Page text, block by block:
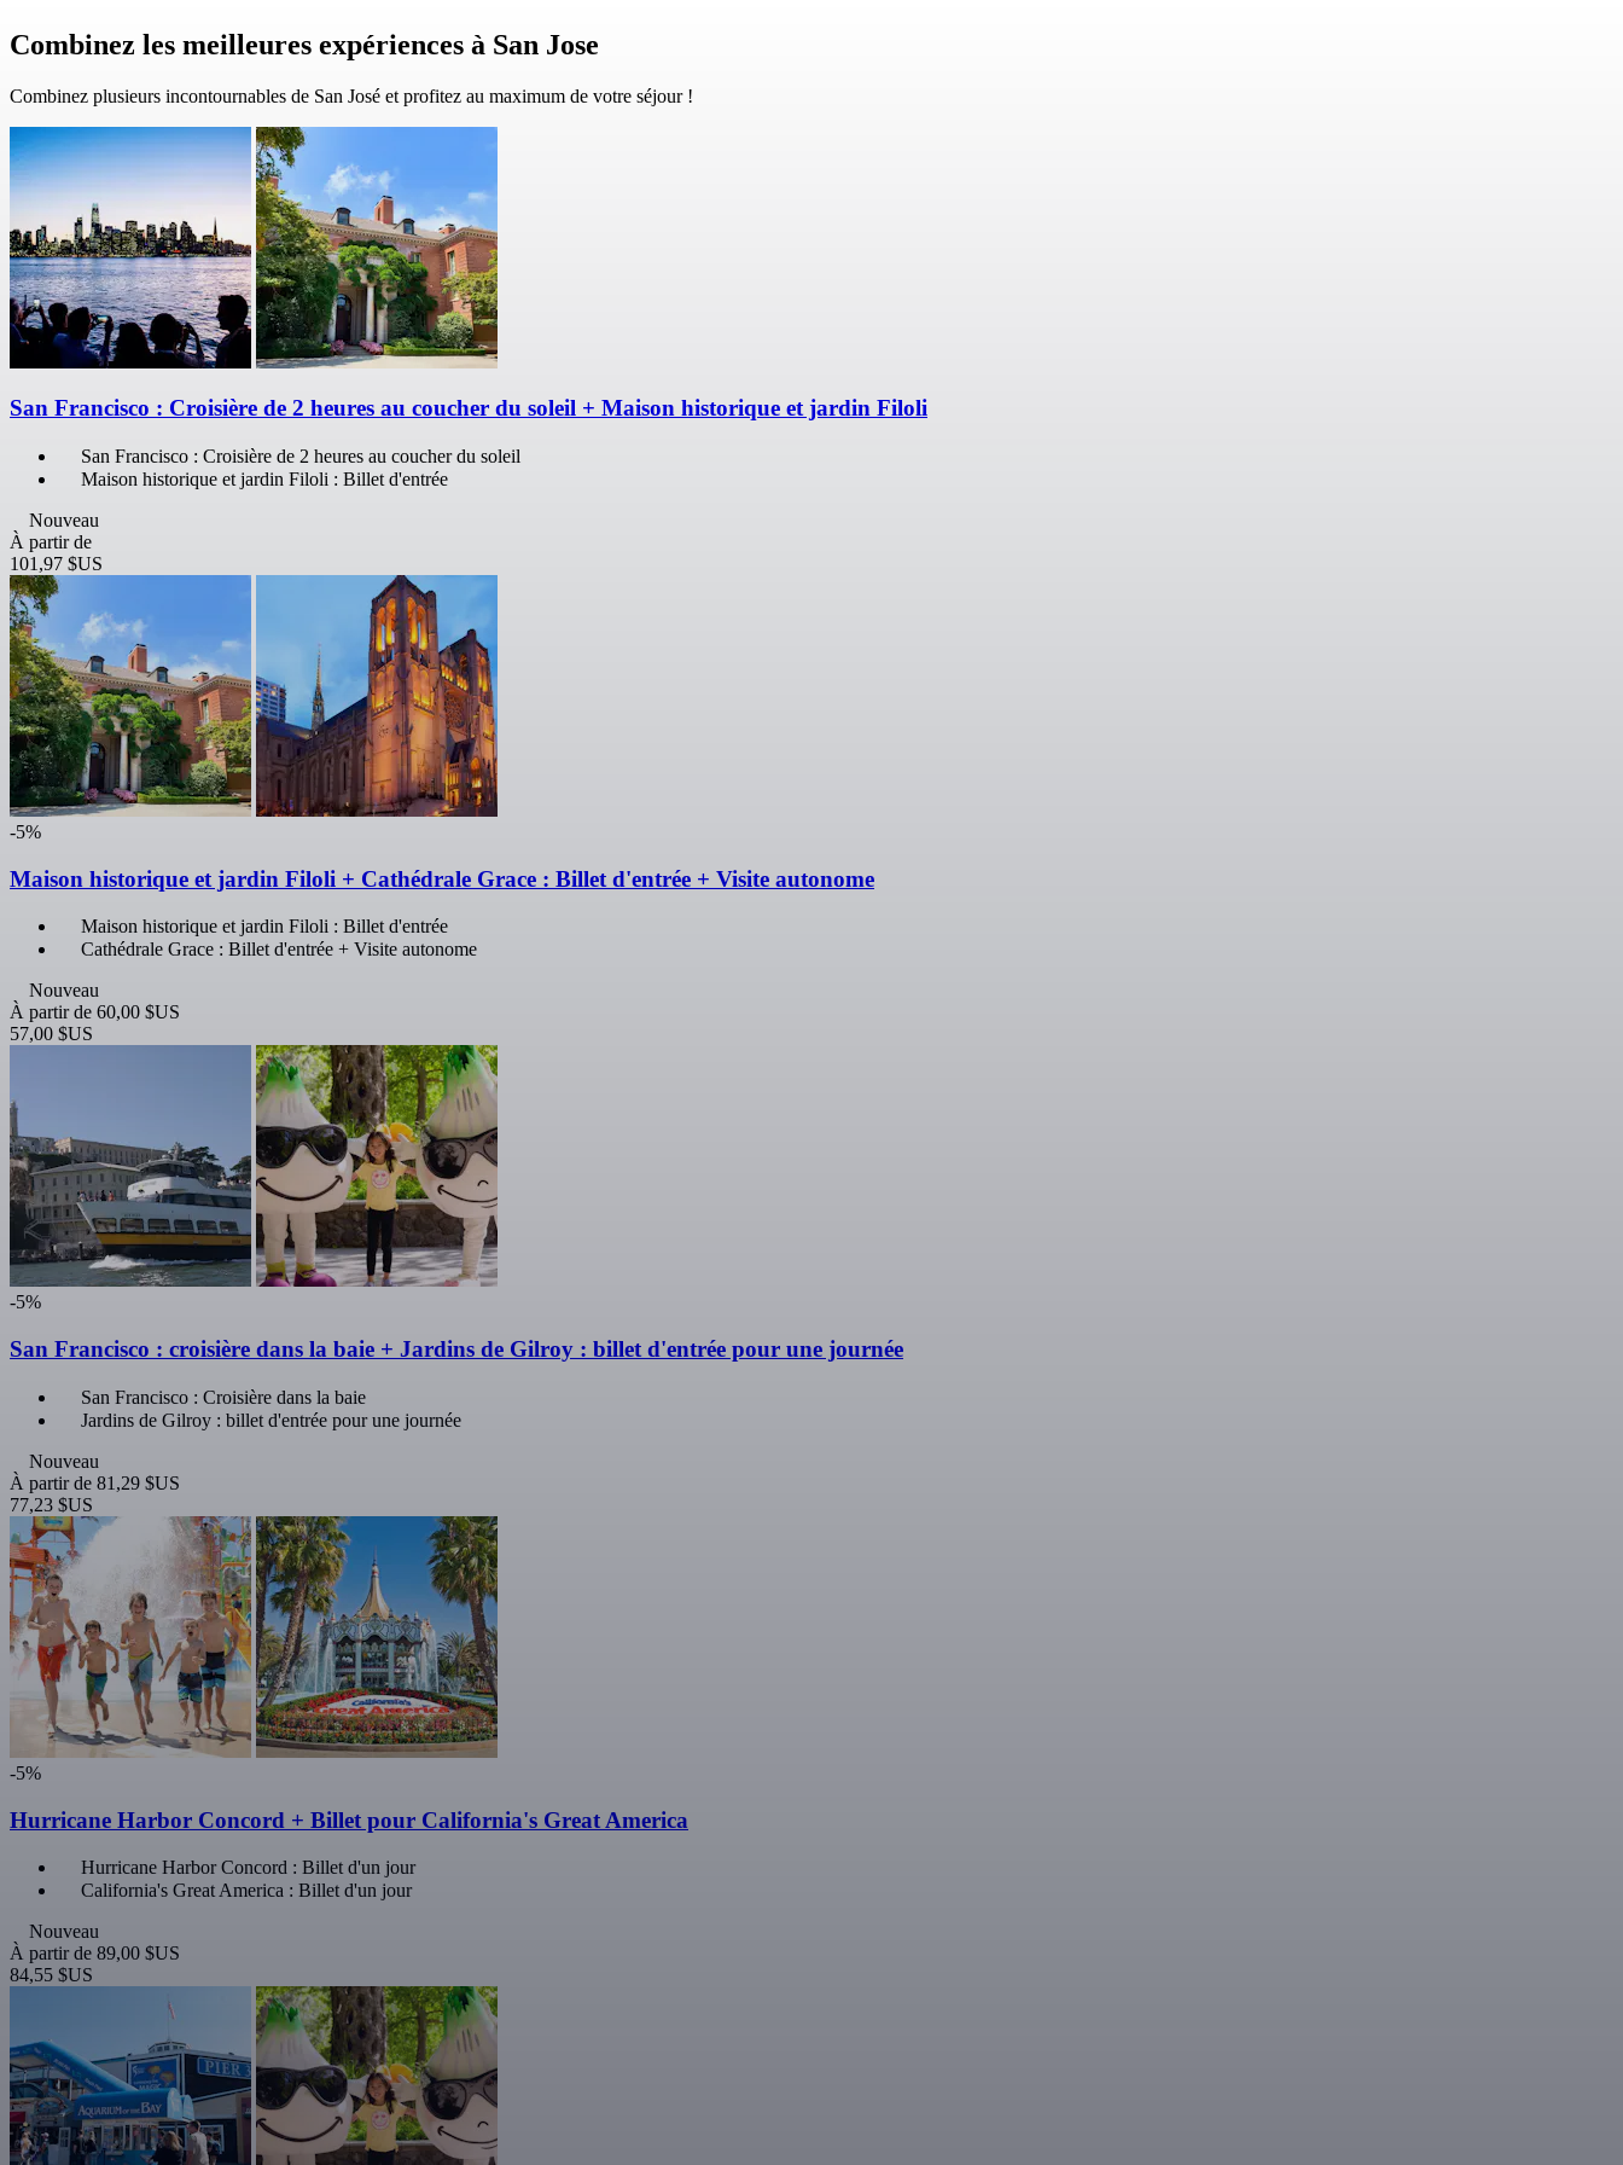
Combinez les meilleures expériences à San Jose
Combinez plusieurs incontournables de San José et profitez au maximum de votre séjour !
San Francisco : Croisière de 2 heures au coucher du soleil + Maison historique et jardin Filoli
San Francisco : Croisière de 2 heures au coucher du soleil
Maison historique et jardin Filoli : Billet d'entrée
Nouveau
À partir de
101,97 $US
-5%
Maison historique et jardin Filoli + Cathédrale Grace : Billet d'entrée + Visite autonome
Maison historique et jardin Filoli : Billet d'entrée
Cathédrale Grace : Billet d'entrée + Visite autonome
Nouveau
À partir de 60,00 $US
57,00 $US
-5%
San Francisco : croisière dans la baie + Jardins de Gilroy : billet d'entrée pour une journée
San Francisco : Croisière dans la baie
Jardins de Gilroy : billet d'entrée pour une journée
Nouveau
À partir de 81,29 $US
77,23 $US
-5%
Hurricane Harbor Concord + Billet pour California's Great America
Hurricane Harbor Concord : Billet d'un jour
California's Great America : Billet d'un jour
Nouveau
À partir de 89,00 $US
84,55 $US